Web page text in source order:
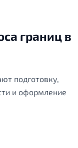
границ в
подготовку,
и оформление